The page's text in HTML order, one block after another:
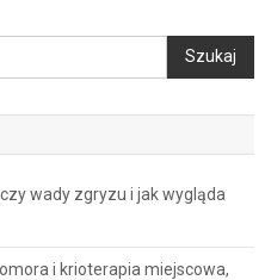
Szukaj
wady zgryzu i jak wygląda
i krioterapia miejscowa,